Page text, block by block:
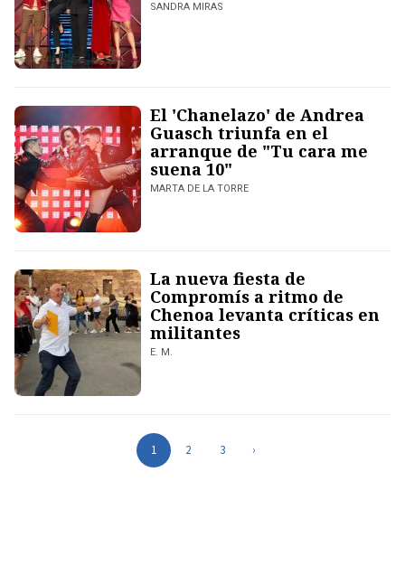
SANDRA MIRAS
El 'Chanelazo' de Andrea
Guasch triunfa en el
arranque de "Tu cara me
suena 10"
MARTA DE LA TORRE
La nueva fiesta de
Compromís a ritmo de
Chenoa levanta críticas en
militantes
E. M.
1 2 3 ›